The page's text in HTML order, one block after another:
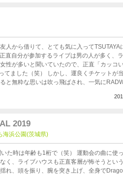
人から借りて、とても気に入ってTSUTAYA
直自分が参加するライブは男の人が多く、
ました（笑） しかし、運良くチケットが
し、優しい人たちばかりでした。10年経っ
）
2019
海浜公園(茨城県)
れ、頭を振り、腕を突き上げ、全身で